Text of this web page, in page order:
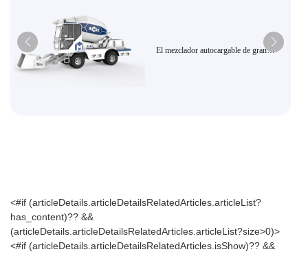
El mezclador autocargable de gran
<#if (articleDetails.articleDetailsRelatedArticles.articleList?
has_content)?? &&
(articleDetails.articleDetailsRelatedArticles.articleList?size>0)>
<#if (articleDetails.articleDetailsRelatedArticles.isShow)?? &&